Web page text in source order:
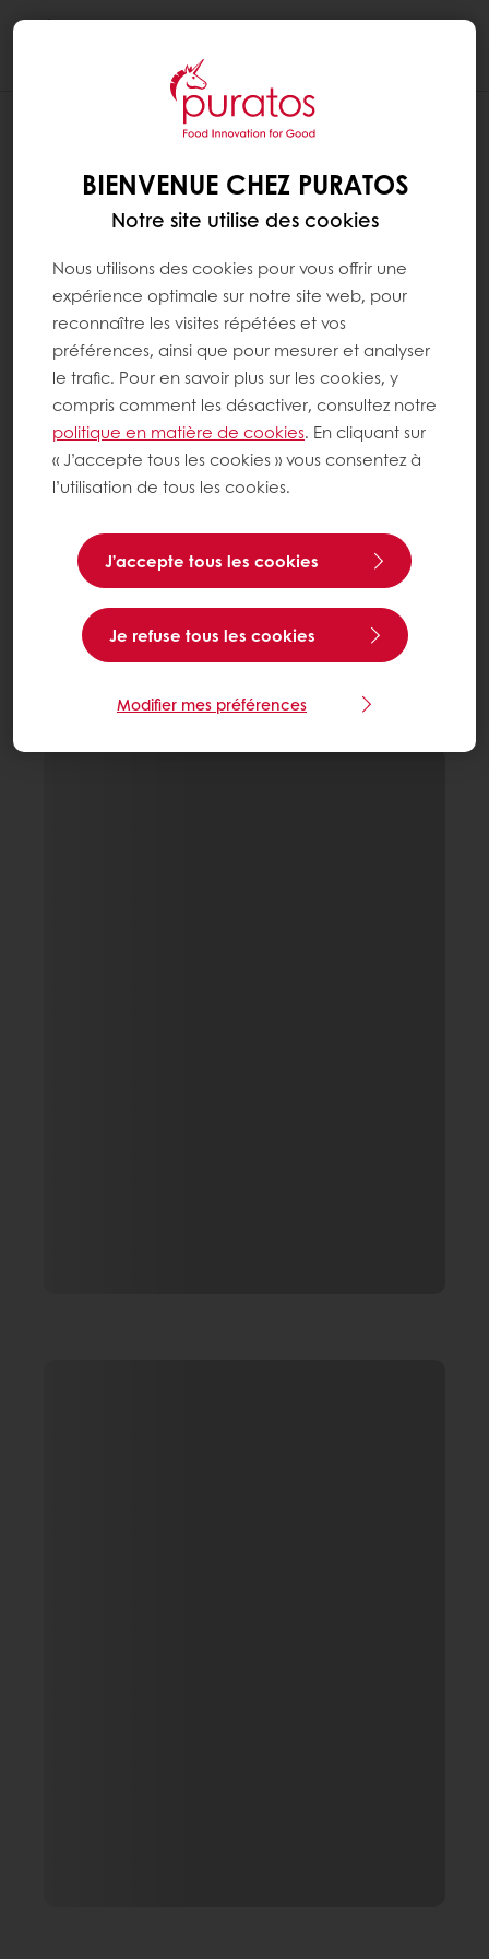
BIENVENUE CHEZ PURATOS
Notre site utilise des cookies
Nous utilisons des cookies pour vous offrir une
expérience optimale sur notre site web, pour
reconnaître les visites répétées et vos
préférences, ainsi que pour mesurer et analyser
le trafic. Pour en savoir plus sur les cookies, y
compris comment les désactiver, consultez notre
politique en matière de cookies. En cliquant sur
« J’accepte tous les cookies » vous consentez à
l’utilisation de tous les cookies.
J’accepte tous les cookies
Je refuse tous les cookies
Modifier mes préférences